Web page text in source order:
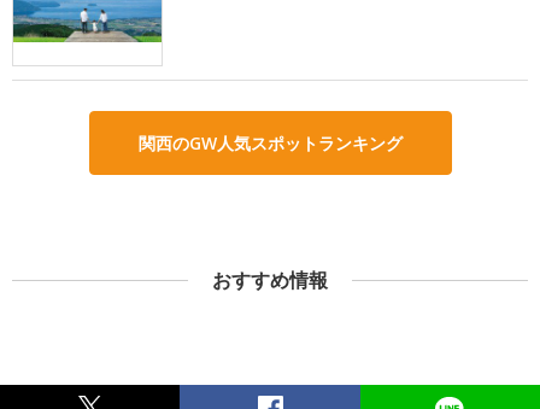
関西のGW人気スポットランキング
おすすめ情報